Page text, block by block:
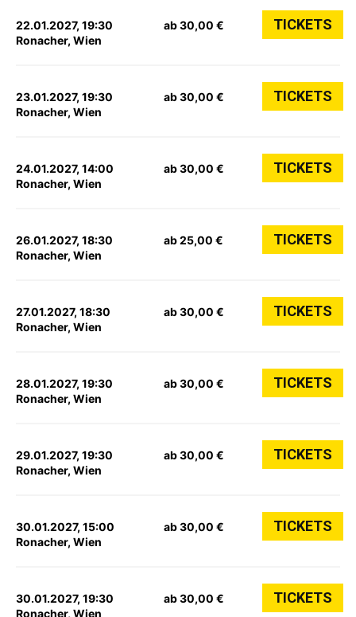
22.01.2027, 19:30
Ronacher, Wien
ab 30,00 € TICKETS
23.01.2027, 19:30
Ronacher, Wien
ab 30,00 € TICKETS
24.01.2027, 14:00
Ronacher, Wien
ab 30,00 € TICKETS
26.01.2027, 18:30
Ronacher, Wien
ab 25,00 € TICKETS
27.01.2027, 18:30
Ronacher, Wien
ab 30,00 € TICKETS
28.01.2027, 19:30
Ronacher, Wien
ab 30,00 € TICKETS
29.01.2027, 19:30
Ronacher, Wien
ab 30,00 € TICKETS
30.01.2027, 15:00
Ronacher, Wien
ab 30,00 € TICKETS
30.01.2027, 19:30
Ronacher, Wien
ab 30,00 € TICKETS